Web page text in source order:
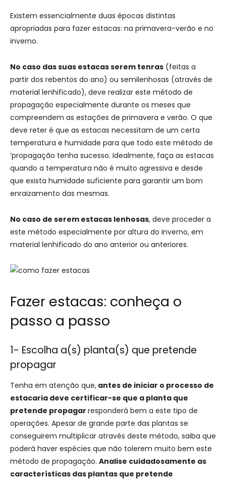
Existem essencialmente duas épocas distintas
apropriadas para fazer estacas: na primavera-verão e no
inverno.
No caso das suas estacas serem tenras (feitas a
partir dos rebentos do ano) ou semilenhosas (através de
material lenhificado), deve realizar este método de
propagação especialmente durante os meses que
compreendem as estações de primavera e verão. O que
deve reter é que as estacas necessitam de um certa
temperatura e humidade para que todo este método de
‘propagação tenha sucesso. Idealmente, faça as estacas
quando a temperatura não é muito agressiva e desde
que exista humidade suficiente para garantir um bom
enraizamento das mesmas.
No caso de serem estacas lenhosas, deve proceder a
este método especialmente por altura do inverno, em
material lenhificado do ano anterior ou anteriores.
Fazer estacas: conheça o
passo a passo
1- Escolha a(s) planta(s) que pretende
propagar
Tenha em atenção que, antes de iniciar o processo de
estacaria deve certificar-se que a planta que
pretende propagar responderá bem a este tipo de
operações. Apesar de grande parte das plantas se
conseguirem multiplicar através deste método, saiba que
poderá haver espécies que não tolerem muito bem este
método de propagação. Analise cuidadosamente as
características das plantas que pretende